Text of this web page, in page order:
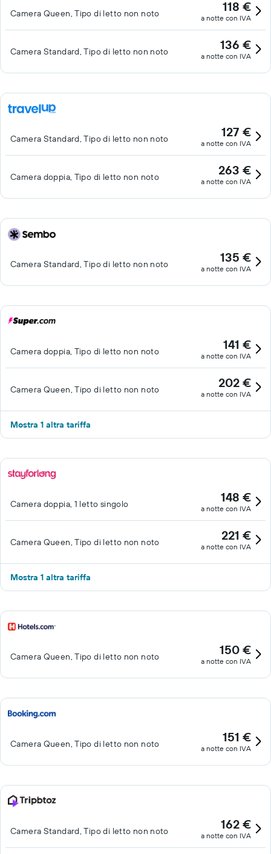
Camera Queen, Tipo di letto non noto 118 €
a notte con IVA
Camera Standard, Tipo di letto non noto 136 €
a notte con IVA
Camera Standard, Tipo di letto non noto 127 €
a notte con IVA
Camera doppia, Tipo di letto non noto 263 €
a notte con IVA
Camera Standard, Tipo di letto non noto 135 €
a notte con IVA
Camera doppia, Tipo di letto non noto 141 €
a notte con IVA
Camera Queen, Tipo di letto non noto 202 €
a notte con IVA
Mostra 1 altra tariffa
Camera doppia, 1 letto singolo 148 €
a notte con IVA
Camera Queen, Tipo di letto non noto 221 €
a notte con IVA
Mostra 1 altra tariffa
Camera Queen, Tipo di letto non noto 150 €
a notte con IVA
Camera Queen, Tipo di letto non noto 151 €
a notte con IVA
Camera Standard, Tipo di letto non noto 162 €
a notte con IVA